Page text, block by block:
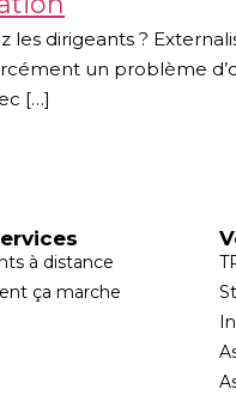
les dirigeants ?
un problème
[…]
à distance
ça marche